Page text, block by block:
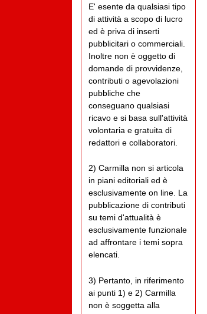
E' esente da qualsiasi tipo
di attività a scopo di lucro
ed è priva di inserti
pubblicitari o commerciali.
Inoltre non è oggetto di
domande di provvidenze,
contributi o agevolazioni
pubbliche che
conseguano qualsiasi
ricavo e si basa sull'attività
volontaria e gratuita di
redattori e collaboratori.
2) Carmilla non si articola
in piani editoriali ed è
esclusivamente on line. La
pubblicazione di contributi
su temi d'attualità è
esclusivamente funzionale
ad affrontare i temi sopra
elencati.
3) Pertanto, in riferimento
ai punti 1) e 2) Carmilla
non è soggetta alla